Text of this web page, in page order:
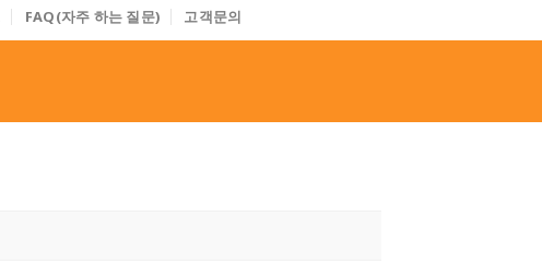
FAQ(자주 하는 질문) 고객문의